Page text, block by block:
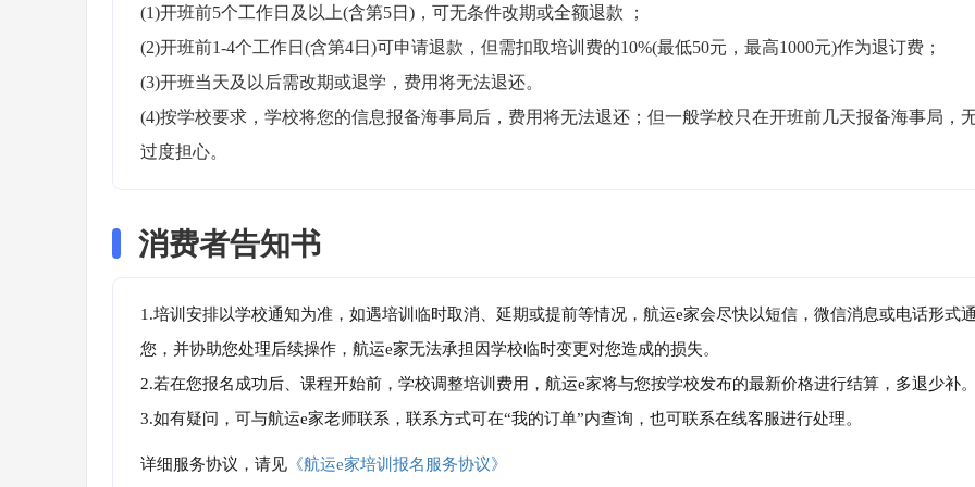
(1)开班前5个工作日及以上(含第5日)，可无条件改期或全额退款 ；
(2)开班前1-4个工作日(含第4日)可申请退款，但需扣取培训费的10%(最低50元，最高1000元)作为退订费；
(3)开班当天及以后需改期或退学，费用将无法退还。
(4)按学校要求，学校将您的信息报备海事局后，费用将无法退还；但一般学校只在开班前几天报备海事局，
过度担心。
消费者告知书
1.培训安排以学校通知为准，如遇培训临时取消、延期或提前等情况，航运e家会尽快以短信，微信消息或电话形式
您，并协助您处理后续操作，航运e家无法承担因学校临时变更对您造成的损失。
2.若在您报名成功后、课程开始前，学校调整培训费用，航运e家将与您按学校发布的最新价格进行结算，多退少补。
3.如有疑问，可与航运e家老师联系，联系方式可在“我的订单”内查询，也可联系在线客服进行处理。
详细服务协议，请见 《航运e家培训报名服务协议》